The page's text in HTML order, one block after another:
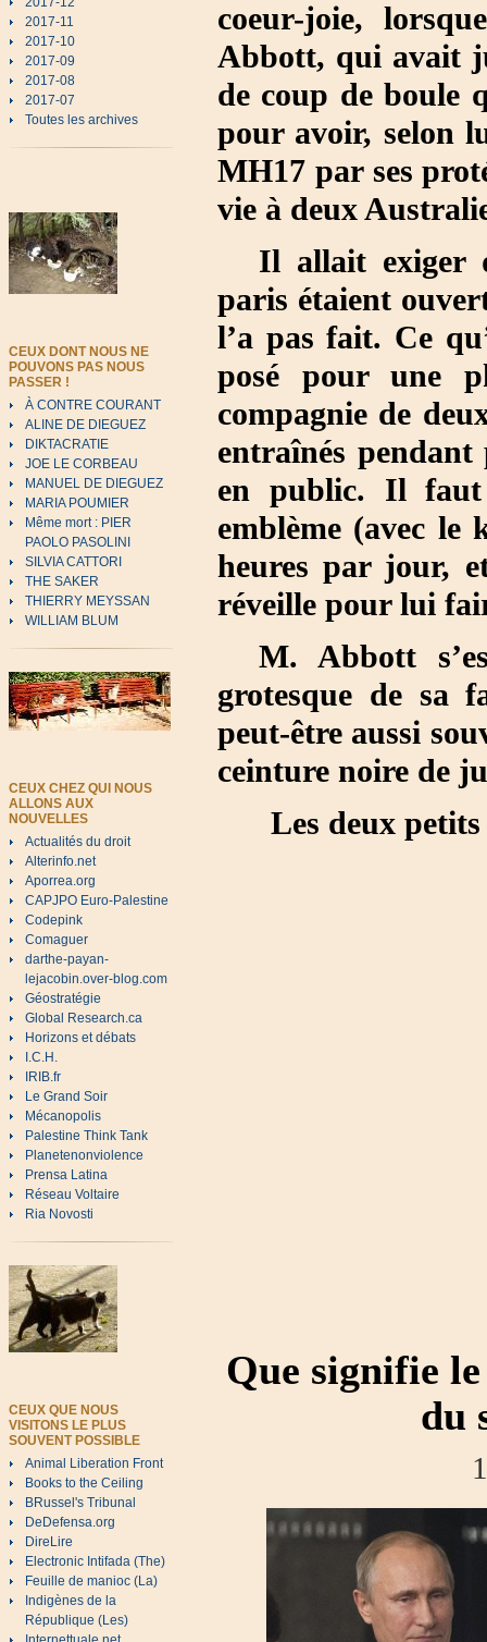
2017-11
2017-10
2017-09
2017-08
2017-07
Toutes les archives
CEUX DONT NOUS NE
POUVONS PAS NOUS
PASSER !
À CONTRE COURANT
ALINE DE DIEGUEZ
DIKTACRATIE
JOE LE CORBEAU
MANUEL DE DIEGUEZ
MARIA POUMIER
Même mort : PIER
PAOLO PASOLINI
SILVIA CATTORI
THE SAKER
THIERRY MEYSSAN
WILLIAM BLUM
CEUX CHEZ QUI NOUS
ALLONS AUX
NOUVELLES
Actualités du droit
Alterinfo.net
Aporrea.org
CAPJPO Euro-Palestine
Codepink
Comaguer
darthe-payan-
lejacobin.over-blog.com
Géostratégie
Global Research.ca
Horizons et débats
I.C.H.
IRIB.fr
Le Grand Soir
Mécanopolis
Palestine Think Tank
Planetenonviolence
Prensa Latina
Réseau Voltaire
Ria Novosti
CEUX QUE NOUS
VISITONS LE PLUS
SOUVENT POSSIBLE
Animal Liberation Front
Books to the Ceiling
BRussel's Tribunal
DeDefensa.org
DireLire
Electronic Intifada (The)
Feuille de manioc (La)
Indigènes de la
République (Les)
coeur-joie,
Abbott, qui avait
de coup de boule
pour avoir, selon
MH17 par ses
vie à deux
Il allait exiger
paris étaient
l’a pas fait. Ce
posé pour une
compagnie de
entraînés
en public. Il faut
emblème (avec le
heures par jour,
réveille pour lui
M. Abbott
grotesque de sa
peut-être aussi
ceinture noire de
Les deux
Que signifie
du